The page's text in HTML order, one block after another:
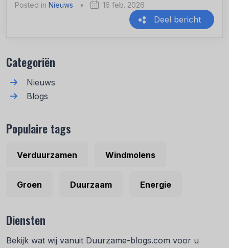
Posted in Nieuws • 16 feb. 2026
Deel bericht
Categoriën
Nieuws
Blogs
Populaire tags
Verduurzamen Windmolens
Groen Duurzaam Energie
Diensten
Bekijk wat wij vanuit Duurzame-blogs.com voor u